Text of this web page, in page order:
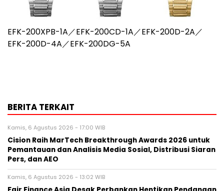
EFK-200XPB-1A／EFK-200CD-1A／EFK-200D-2A／
EFK-200D-4A／EFK-200DG-5A
BERITA TERKAIT
Kamis, 6 Agustus 2026 - 17:00 WIB
Cision Raih MarTech Breakthrough Awards 2026 untuk
Pemantauan dan Analisis Media Sosial, Distribusi Siaran
Pers, dan AEO
Kamis, 6 Agustus 2026 - 13:02 WIB